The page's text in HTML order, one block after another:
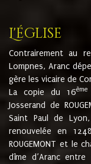
L'église
Contrairement au
Lompnes, Aranc
gère les vicaire de
La copie du 16ème
Josserand de
Saint Paul de
renouvelée en
ROUGEMONT et le
dîme d’Aranc entre